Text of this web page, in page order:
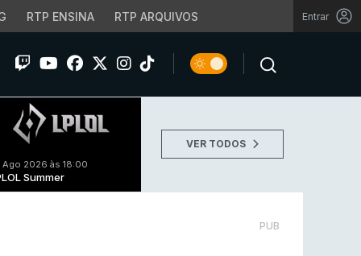
RTP ENSINA RTP ARQUIVOS Entrar
Ago 2026 às 18:00
Summer
VER TODOS
PUB